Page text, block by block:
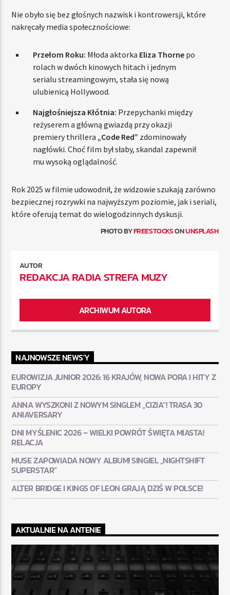
Nie obyło się bez głośnych nazwisk i kontrowersji, które
nakręcały media społecznościowe:
Przełom Roku: Młoda aktorka Eliza Thorne po
rolach w dwóch kinowych hitach i jednym
serialu streamingowym, stała się nową
ulubienicą Hollywood.
Najgłośniejsza Kłótnia: Przepychanki między
reżyserem a główną gwiazdą przy okazji
premiery thrillera „Code Red” zdominowały
nagłówki. Choć film był słaby, skandal zapewnił
mu wysoką oglądalność.
Rok 2025 w filmie udowodnił, że widzowie szukają zarówno
bezpiecznej rozrywki na najwyższym poziomie, jak i seriali,
które oferują temat do wielogodzinnych dyskusji.
PHOTO BYFREESTOCKSONUNSPLASH
AUTOR
REDAKCJA RADIA STREFA MUZY
ARCHIWUM AUTORA
NAJNOWSZE NEWS'Y
EUROWIZJA JUNIOR 2026: 16 KRAJÓW, NOWA PORA I HITY Z
EUROPY
ANNA WYSZKONI Z NOWYM SINGLEM „CIZIA”! TRASA 30
ANIAVERSARY
DNI MYŚLENIC 2026 – WIELKI POWRÓT ŚWIĘTA MIASTA!
RELACJA
MUSE ZAPOWIADA NOWY ALBUM! SINGIEL „NIGHTSHIFT
SUPERSTAR”
ALTER BRIDGE I KINGS OF LEON GRAJĄ DZIŚ W POLSCE!
AKTUALNIE NA ANTENIE